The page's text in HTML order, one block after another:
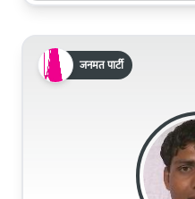
जनमत पार्टी